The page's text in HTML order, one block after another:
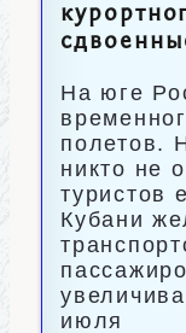
На юге
полетов.
никто не
туристов
Кубани
июля